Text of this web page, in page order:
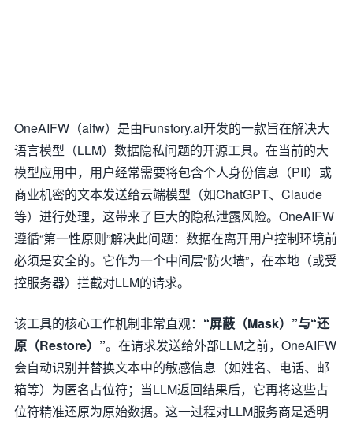
OneAIFW（aifw）是由Funstory.ai开发的一款旨在解决大
语言模型（LLM）数据隐私问题的开源工具。在当前的大
模型应用中，用户经常需要将包含个人身份信息（PII）或
商业机密的文本发送给云端模型（如ChatGPT、Claude
等）进行处理，这带来了巨大的隐私泄露风险。OneAIFW
遵循“第一性原则”解决此问题：数据在离开用户控制环境前
必须是安全的。它作为一个中间层“防火墙”，在本地（或受
控服务器）拦截对LLM的请求。
该工具的核心工作机制非常直观： “屏蔽（Mask）”与“还
原（Restore）”。在请求发送给外部LLM之前，OneAIFW
会自动识别并替换文本中的敏感信息（如姓名、电话、邮
箱等）为匿名占位符；当LLM返回结果后，它再将这些占
位符精准还原为原始数据。这一过程对LLM服务商是透明